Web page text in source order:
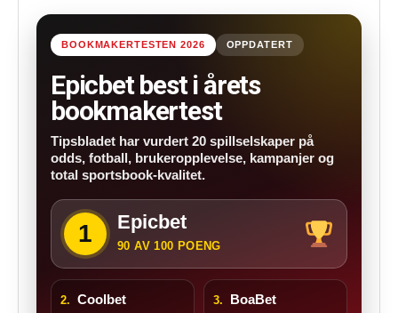
BOOKMAKERTESTEN 2026 OPPDATERT
Epicbet best i årets
bookmakertest
Tipsbladet har vurdert 20 spillselskaper på
odds, fotball, brukeropplevelse, kampanjer og
total sportsbook-kvalitet.
1 Epicbet
90 AV 100 POENG
2. Coolbet 3. BoaBet